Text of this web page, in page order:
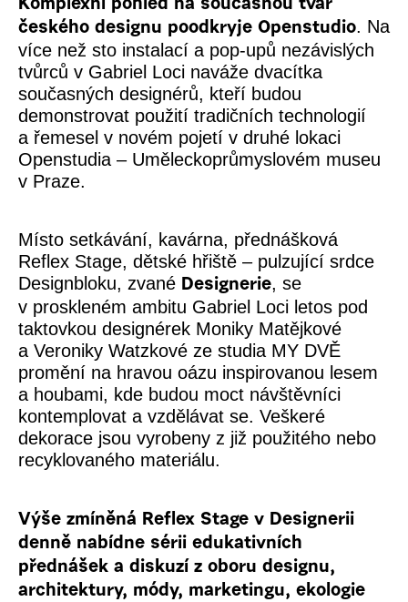
Komplexní pohled na současnou tvář
českého designu poodkryje Openstudio. Na
více než sto instalací a pop-upů nezávislých
tvůrců v Gabriel Loci naváže dvacítka
současných designérů, kteří budou
demonstrovat použití tradičních technologií
a řemesel v novém pojetí v druhé lokaci
Openstudia – Uměleckoprůmyslovém museu
v Praze.
Místo setkávání, kavárna, přednášková
Reflex Stage, dětské hřiště – pulzující srdce
Designbloku, zvané Designerie, se
v proskleném ambitu Gabriel Loci letos pod
taktovkou designérek Moniky Matějkové
a Veroniky Watzkové ze studia MY DVĚ
promění na hravou oázu inspirovanou lesem
a houbami, kde budou moct návštěvníci
kontemplovat a vzdělávat se. Veškeré
dekorace jsou vyrobeny z již použitého nebo
recyklovaného materiálu.
Výše zmíněná Reflex Stage v Designerii
denně nabídne sérii edukativních
přednášek a diskuzí z oboru designu,
architektury, módy, marketingu, ekologie